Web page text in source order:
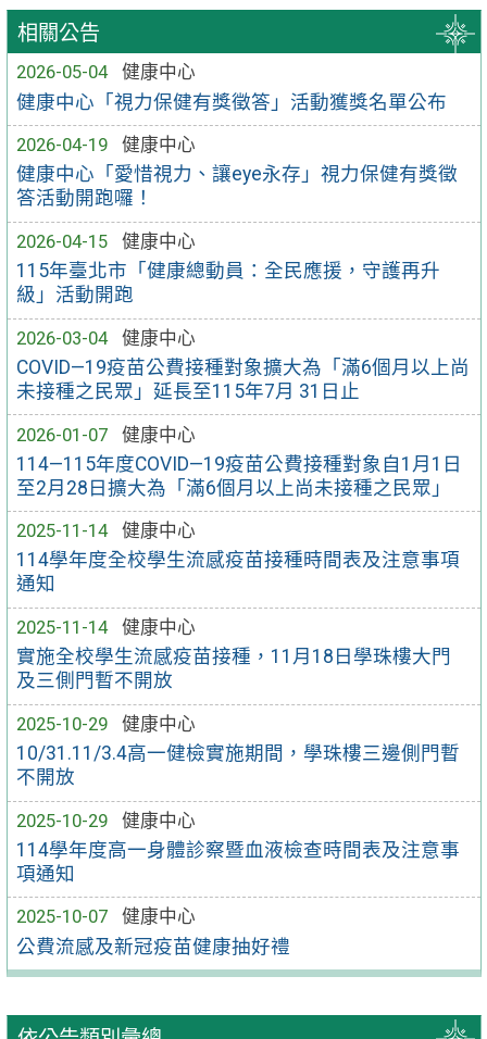
相關公告
2026-05-04
健康中心
健康中心「視力保健有獎徵答」活動獲獎名單公布
2026-04-19
健康中心
健康中心「愛惜視力、讓eye永存」視力保健有獎徵
答活動開跑囉！
2026-04-15
健康中心
115年臺北市「健康總動員：全民應援，守護再升
級」活動開跑
2026-03-04
健康中心
COVID—19疫苗公費接種對象擴大為「滿6個月以上尚
未接種之民眾」延長至115年7月 31日止
2026-01-07
健康中心
114—115年度COVID—19疫苗公費接種對象自1月1日
至2月28日擴大為「滿6個月以上尚未接種之民眾」
2025-11-14
健康中心
114學年度全校學生流感疫苗接種時間表及注意事項
通知
2025-11-14
健康中心
實施全校學生流感疫苗接種，11月18日學珠樓大門
及三側門暫不開放
2025-10-29
健康中心
10/31.11/3.4高一健檢實施期間，學珠樓三邊側門暫
不開放
2025-10-29
健康中心
114學年度高一身體診察暨血液檢查時間表及注意事
項通知
2025-10-07
健康中心
公費流感及新冠疫苗健康抽好禮